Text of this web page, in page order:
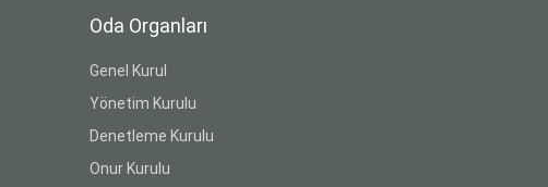
Oda Organları
Genel Kurul
Yönetim Kurulu
Denetleme Kurulu
Onur Kurulu